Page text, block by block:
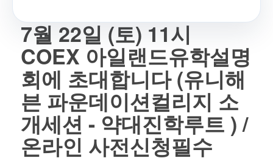
7월 22일 (토) 11시
COEX 아일랜드유학설명
회에 초대합니다 (유니해
븐 파운데이션컬리지 소
개세션 - 약대진학루트 ) /
온라인 사전신청필수